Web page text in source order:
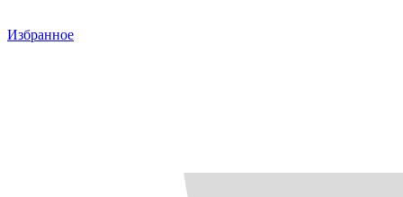
Избранное